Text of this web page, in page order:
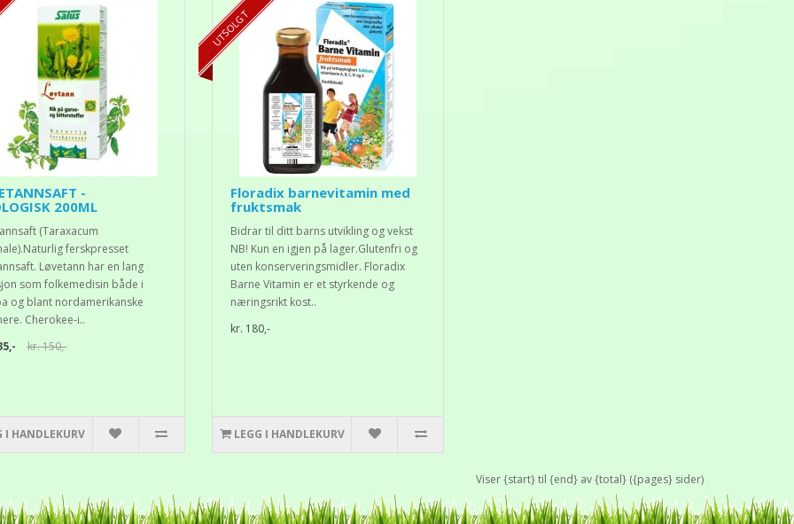
-
200ML
(Taraxacum
ferskpresset
Løvetann har en lang
som folkemedisin både i
og blant nordamerikanske
Cherokee-i..
kr. 150,-
I HANDLEKURV
UTSOLGT
Floradix barnevitamin med
fruktsmak
Bidrar til ditt barns utvikling og vekst
NB! Kun en igjen på lager.Glutenfri og
uten konserveringsmidler. Floradix
Barne Vitamin er et styrkende og
næringsrikt kost..
kr. 180,-
LEGG I HANDLEKURV
Viser {start} til {end} av {total} ({pages} sider)